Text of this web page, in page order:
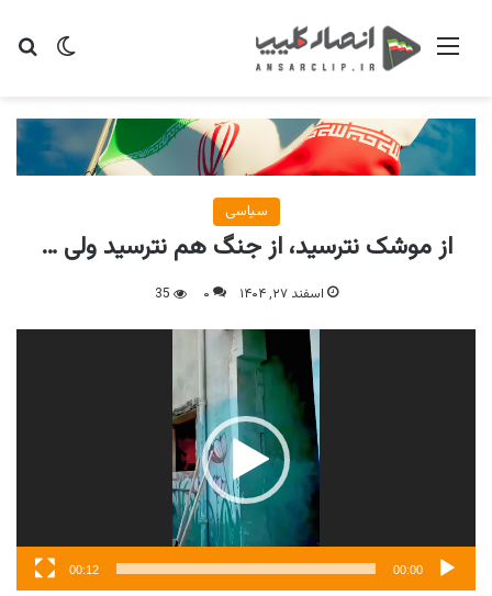
تغییر منو
سیاسی
از موشک نترسید، از جنگ هم نترسید ولی …
اسفند ۲۷, ۱۴۰۴ ۰ 35
نمایشگر
00:00
00:12